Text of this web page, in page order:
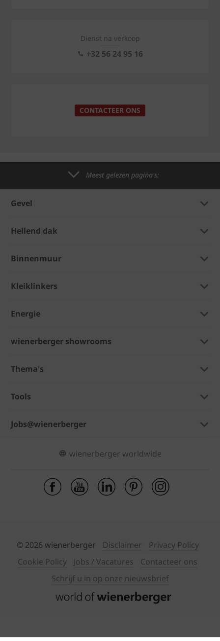
Dienst na verkoop
+32 56 24 95 16
CONTACTEER ONS
Meest gelezen pagina's:
Gevel
Hellend dak
Binnenmuur
Kleiklinkers
Energie
wienerberger showrooms
Thema's
Tools
Jobs@wienerberger
wienerberger worldwide
© 2026 wienerberger Disclaimer
Privacy Policy
Cookie Policy
Jobs / Vacatures
Contacteer ons
Schrijf u in op onze nieuwsbrief